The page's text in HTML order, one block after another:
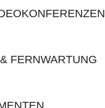
FERNWARTUNG